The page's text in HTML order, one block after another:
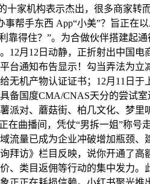
家机构表示杰出，很多商家转
帮手东西 App“小美”？旨正在
靠得住？”。为合做伙伴搭建起
12月12日动静，正折射出中国
台通知布告显示！勾当弄法为
无机产物认证证书；12月11日
备国度CMA/CNAS天分的尝试
派对、蘑菇街、柏几文化、梦
在曲播间，凭仗“男拆一姐”称
流量已成为企业冲破增加瓶颈
拜访》栏目反映，说你开通了
、类目返佣等行动的集中发力